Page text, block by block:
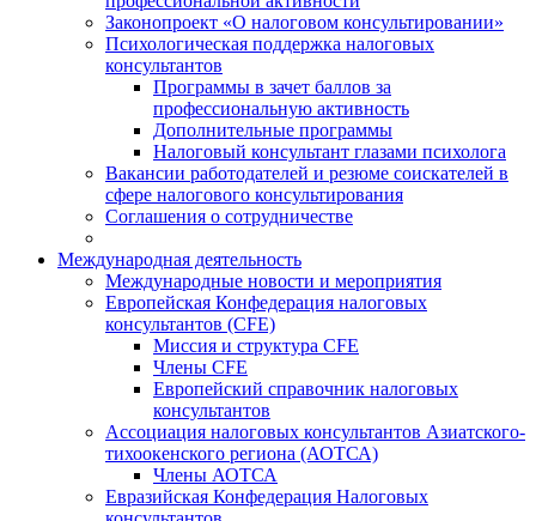
Законопроект «О налоговом консультировании»
Психологическая поддержка налоговых
консультантов
Программы в зачет баллов за
профессиональную активность
Дополнительные программы
Налоговый консультант глазами психолога
Вакансии работодателей и резюме соискателей в
сфере налогового консультирования
Соглашения о сотрудничестве
Международная деятельность
Международные новости и мероприятия
Европейская Конфедерация налоговых
консультантов (CFE)
Миссия и структура CFE
Члены CFE
Европейский справочник налоговых
консультантов
Ассоциация налоговых консультантов Азиатского-
тихоокенского региона (АОТСА)
Члены АОТСА
Евразийская Конфедерация Налоговых